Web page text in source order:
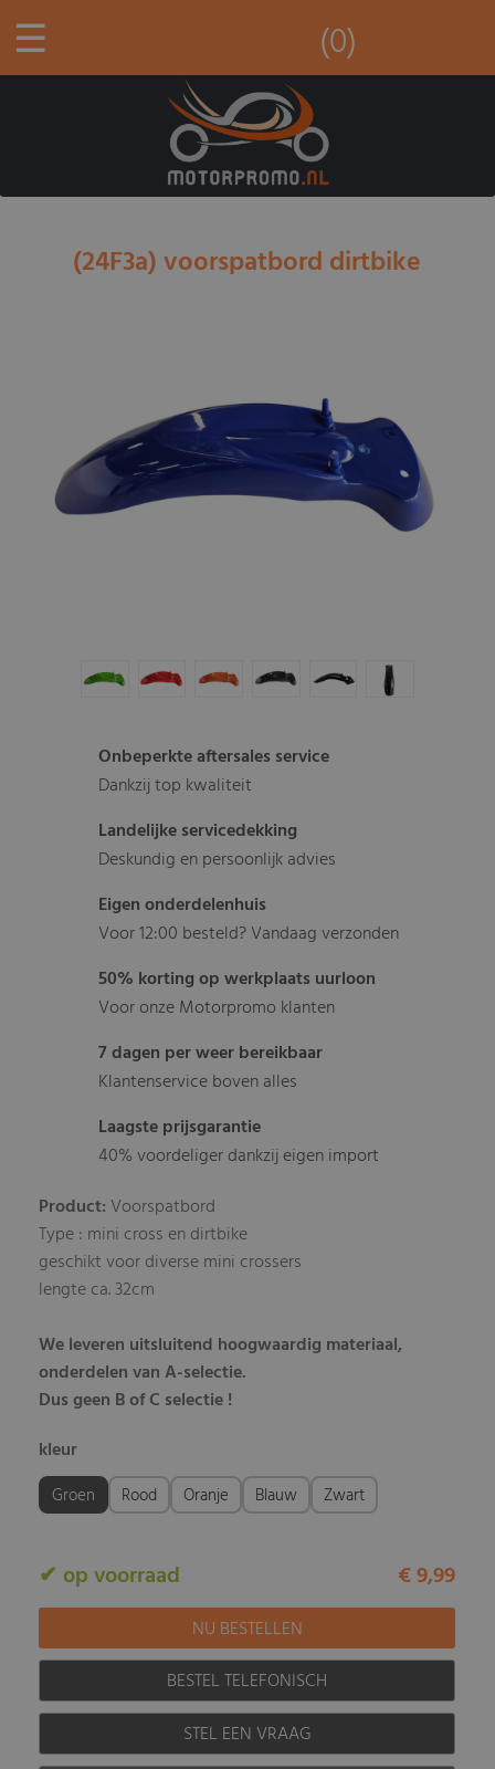
☰ (0)
(24F3a) voorspatbord dirtbike
Onbeperkte aftersales service
Dankzij top kwaliteit
Landelijke servicedekking
Deskundig en persoonlijk advies
Eigen onderdelenhuis
Voor 12:00 besteld? Vandaag verzonden
50% korting op werkplaats uurloon
Voor onze Motorpromo klanten
7 dagen per weer bereikbaar
Klantenservice boven alles
Laagste prijsgarantie
40% voordeliger dankzij eigen import
Product: Voorspatbord
Type : mini cross en dirtbike
geschikt voor diverse mini crossers
lengte ca. 32cm
We leveren uitsluitend hoogwaardig materiaal,
onderdelen van A-selectie.
Dus geen B of C selectie !
kleur
Groen Rood Oranje Blauw Zwart
✔ op voorraad € 9,99
BESTEL TELEFONISCH
STEL EEN VRAAG